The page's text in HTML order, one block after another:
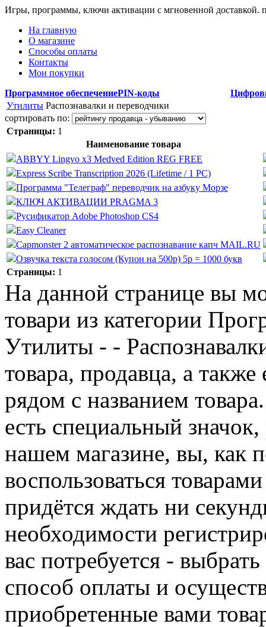
Игры, программы, ключи активации с мгновенной доставкой.
На главную
О магазине
Способы оплаты
Контакты
Мои покупки
Программное обеспечениеPIN-коды
Утилиты Распознавалки и переводчики
сортировать по:
Страницы: 1
Наименование товара
ABBYY Lingvo x3 Medved Edition REG FREE
Express Scribe Transcription 2026 (Lifetime / 1 PC)
Программа "Телеграф" переводчик на азбуку Морзе
КЛЮЧ АКТИВАЦИИ PRAGMA 3
Русификатор Adobe Photoshop CS4
Easy Cleaner
Capmonster 2 автоматическое распознавание капч MAIL.RU
Озвучка текста голосом (Купон на 500р) 5р = 1000 букв
Страницы: 1
На данной странице вы
товари из категории
Утилиты - -
товара, продавца, а
рядом с названием
есть специальный
нашем магазине, вы, как
воспользоваться
придётся ждать ни
необходимости
вас потребуется -
способ оплаты и
приобретенные вами